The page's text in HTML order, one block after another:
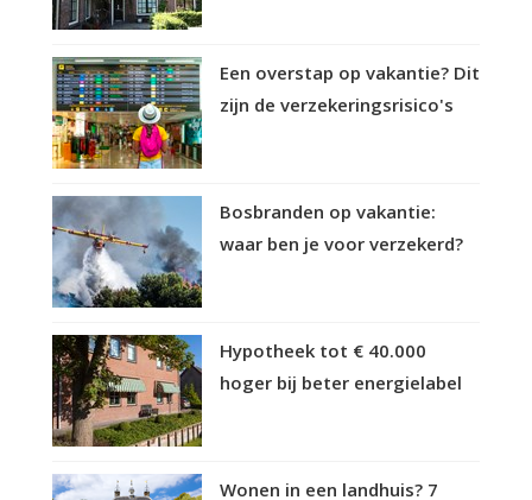
Een overstap op vakantie? Dit
zijn de verzekeringsrisico's
Bosbranden op vakantie:
waar ben je voor verzekerd?
Hypotheek tot € 40.000
hoger bij beter energielabel
Wonen in een landhuis? 7